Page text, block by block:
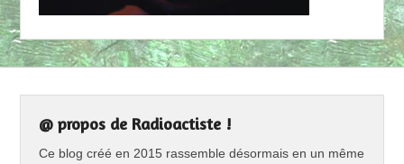
@ propos de Radioactiste !
Ce blog créé en 2015 rassemble désormais en un même